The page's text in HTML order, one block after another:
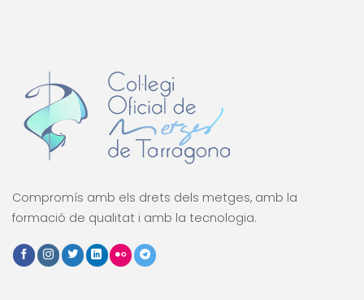
Compromís amb els drets dels metges, amb la
formació de qualitat i amb la tecnologia.